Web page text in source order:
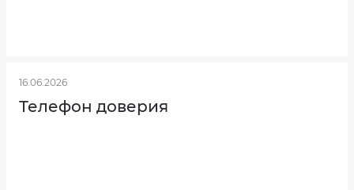
16.06.2026
Телефон доверия